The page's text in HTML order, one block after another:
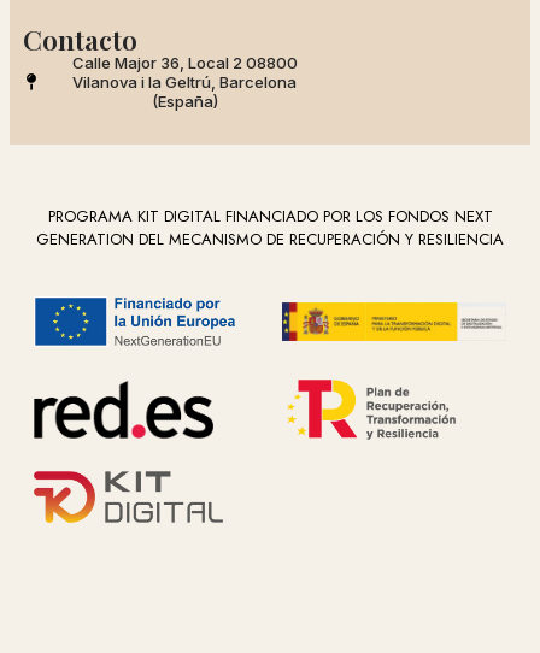
Contacto
Calle Major 36, Local 2 08800
Vilanova i la Geltrú, Barcelona
(España)
PROGRAMA KIT DIGITAL FINANCIADO POR LOS FONDOS NEXT
GENERATION DEL MECANISMO DE RECUPERACIÓN Y RESILIENCIA